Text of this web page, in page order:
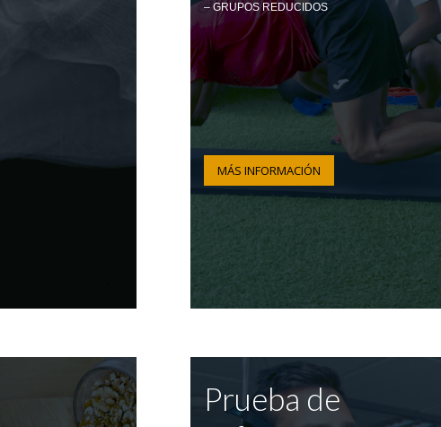
– GRUPOS REDUCIDOS
MÁS INFORMACIÓN
Prueba de